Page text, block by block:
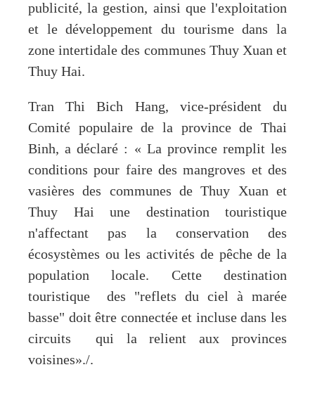
publicité, la gestion, ainsi que l'exploitation
et le développement du tourisme dans la
zone intertidale des communes Thuy Xuan et
Thuy Hai.
Tran Thi Bich Hang, vice-président du
Comité populaire de la province de Thai
Binh, a déclaré : « La province remplit les
conditions pour faire des mangroves et des
vasières des communes de Thuy Xuan et
Thuy Hai une destination touristique
n'affectant pas la conservation des
écosystèmes ou les activités de pêche de la
population locale. Cette destination
touristique des "reflets du ciel à marée
basse" doit être connectée et incluse dans les
circuits qui la relient aux provinces
voisines»./.